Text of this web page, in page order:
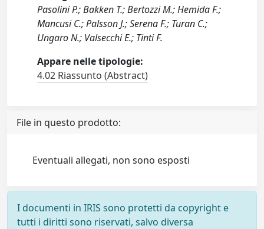
Pasolini P.; Bakken T.; Bertozzi M.; Hemida F.;
Mancusi C.; Palsson J.; Serena F.; Turan C.;
Ungaro N.; Valsecchi E.; Tinti F.
Appare nelle tipologie:
4.02 Riassunto (Abstract)
File in questo prodotto:
Eventuali allegati, non sono esposti
I documenti in IRIS sono protetti da copyright e
tutti i diritti sono riservati, salvo diversa